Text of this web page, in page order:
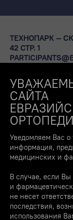
ТЕХНОПАРК —
42 СТР. 1
ФОРУМ
О ФОРУМЕ
ПРОГРАММА
АРЕНДА СТЕНДОВ
ДЛЯ СМИ
ПАРТНЕРАМ
КЛУБ ЕОФ
КОНТАКТЫ
САЙТА
Уведомляем Вас о
информация,
медицинских и
В случае, если
и
не несет
последствия,
использования